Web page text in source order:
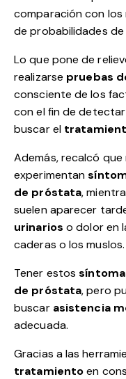
comparación con los
de probabilidades
Lo que pone de
realizarse pruebas
consciente de los
con el fin de
buscar el
Además, recalcó
experimentan
de próstata,
suelen aparecer
urinarios o dolor en
caderas o los muslos.
Tener estos
de próstata, pero
buscar asistencia
adecuada.
Gracias a las
tratamientoen